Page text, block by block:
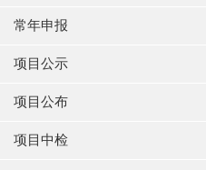
常年申报
项目公示
项目公布
项目中检